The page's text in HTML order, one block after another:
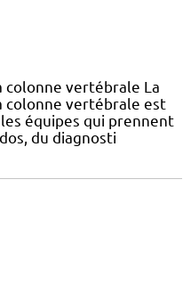
colonne vertébrale La
colonne vertébrale est
équipes qui prennent
du diagnosti